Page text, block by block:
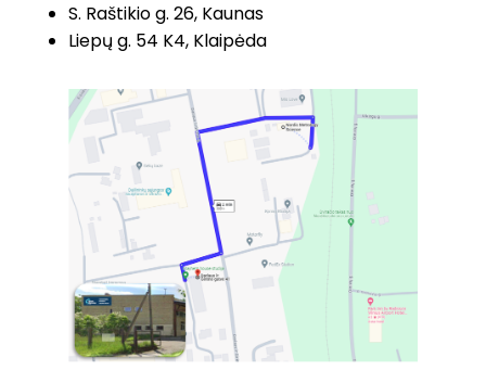
S. Raštikio g. 26, Kaunas
Liepų g. 54 K4, Klaipėda